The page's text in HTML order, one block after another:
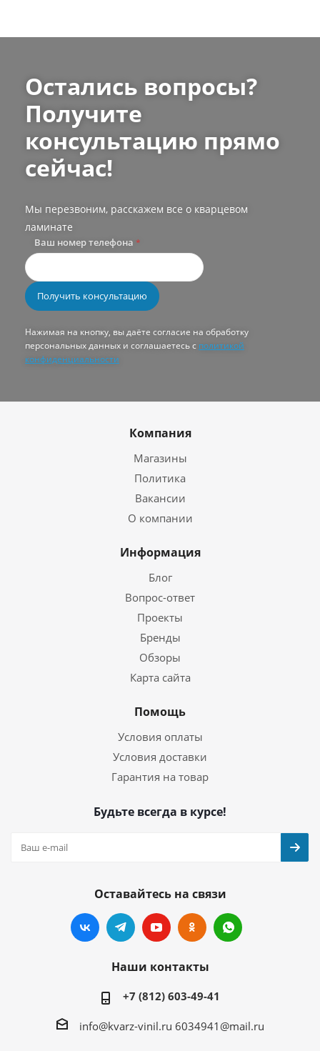
Остались вопросы?
Получите
консультацию прямо
сейчас!
Мы перезвоним, расскажем все о кварцевом
ламинате
Ваш номер телефона *
Нажимая на кнопку, вы даёте согласие на обработку
персональных данных и соглашаетесь с политикой
конфиденциальности
Компания
Магазины
Политика
Вакансии
О компании
Информация
Блог
Вопрос-ответ
Проекты
Бренды
Обзоры
Карта сайта
Помощь
Условия оплаты
Условия доставки
Гарантия на товар
Будьте всегда в курсе!
Оставайтесь на связи
Наши контакты
+7 (812) 603-49-41
info@kvarz-vinil.ru 6034941@mail.ru